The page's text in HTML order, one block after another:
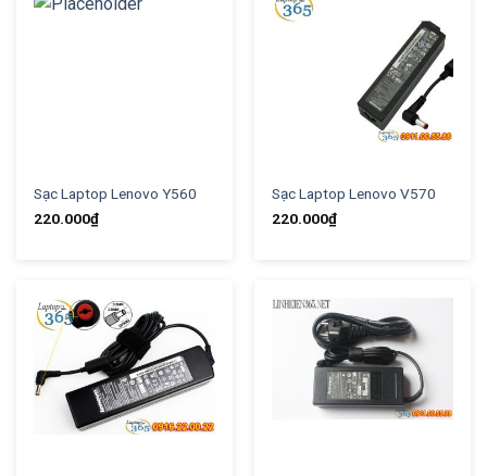
Sạc Laptop Lenovo Y560
220.000₫
Sạc Laptop Lenovo V570
220.000₫